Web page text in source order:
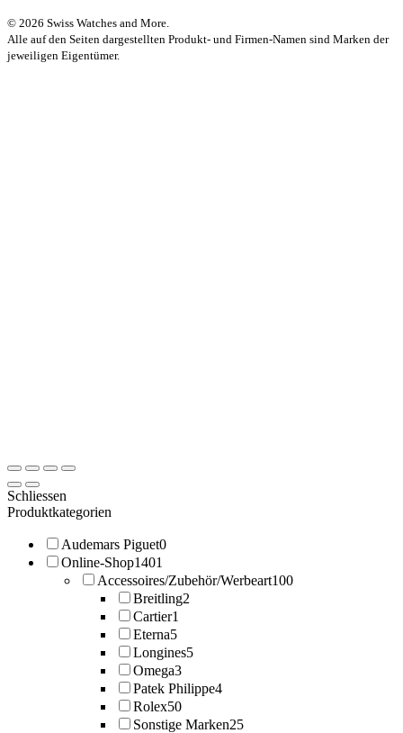
© 2026 Swiss Watches and More.
Alle auf den Seiten dargestellten Produkt- und Firmen-Namen sind Marken der
jeweiligen Eigentümer.
Schliessen
Produktkategorien
Audemars Piguet0
Online-Shop1401
Accessoires/Zubehör/Werbeart100
Breitling2
Cartier1
Eterna5
Longines5
Omega3
Patek Philippe4
Rolex50
Sonstige Marken25